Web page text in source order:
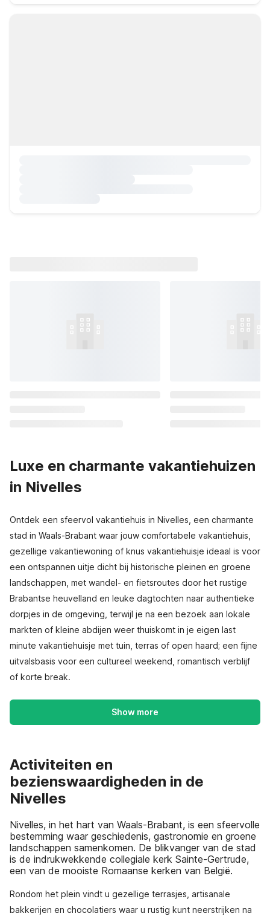
Luxe en charmante vakantiehuizen
in Nivelles
Ontdek een sfeervol vakantiehuis in Nivelles, een charmante
stad in Waals-Brabant waar jouw comfortabele vakantiehuis,
gezellige vakantiewoning of knus vakantiehuisje ideaal is voor
een ontspannen uitje dicht bij historische pleinen en groene
landschappen, met wandel- en fietsroutes door het rustige
Brabantse heuvelland en leuke dagtochten naar authentieke
dorpjes in de omgeving, terwijl je na een bezoek aan lokale
markten of kleine abdijen weer thuiskomt in je eigen last
minute vakantiehuisje met tuin, terras of open haard; een fijne
uitvalsbasis voor een cultureel weekend, romantisch verblijf
of korte break.
Show more
Activiteiten en
bezienswaardigheden in de
Nivelles
Nivelles, in het hart van Waals-Brabant, is een sfeervolle
bestemming waar geschiedenis, gastronomie en groene
landschappen samenkomen. De blikvanger van de stad
is de indrukwekkende collegiale kerk Sainte-Gertrude,
een van de mooiste Romaanse kerken van België.
Rondom het plein vindt u gezellige terrasjes, artisanale
bakkerijen en chocolatiers waar u rustig kunt neerstrijken na